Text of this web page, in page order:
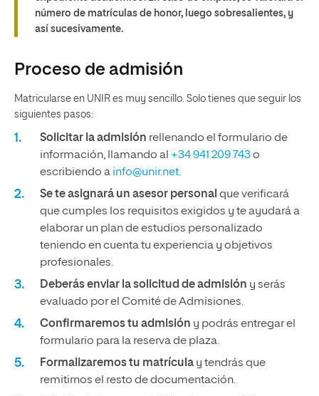
número de matrículas de honor, luego sobresalientes, y
así sucesivamente.
Proceso de admisión
Matricularse en UNIR es muy sencillo. Solo tienes que seguir los
siguientes pasos:
Solicitar la admisión rellenando el formulario de
información, llamando al +34 941 209 743o
escribiendo a info@unir.net.
Se te asignará un asesor personal que verificará
que cumples los requisitos exigidos y te ayudará a
elaborar un plan de estudios personalizado
teniendo en cuenta tu experiencia y objetivos
profesionales.
Deberás enviar la solicitud de admisión y serás
evaluado por el Comité de Admisiones.
Confirmaremos tu admisión y podrás entregar el
formulario para la reserva de plaza.
Formalizaremos tu matrícula y tendrás que
remitirnos el resto de documentación.